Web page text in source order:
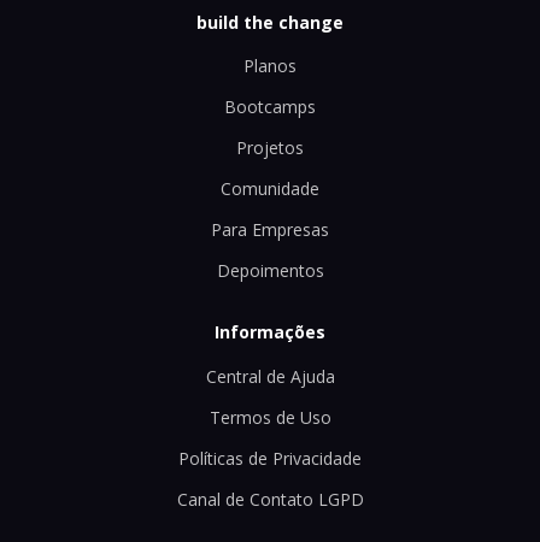
build the change
Planos
Bootcamps
Projetos
Comunidade
Para Empresas
Depoimentos
Informações
Central de Ajuda
Termos de Uso
Políticas de Privacidade
Canal de Contato LGPD